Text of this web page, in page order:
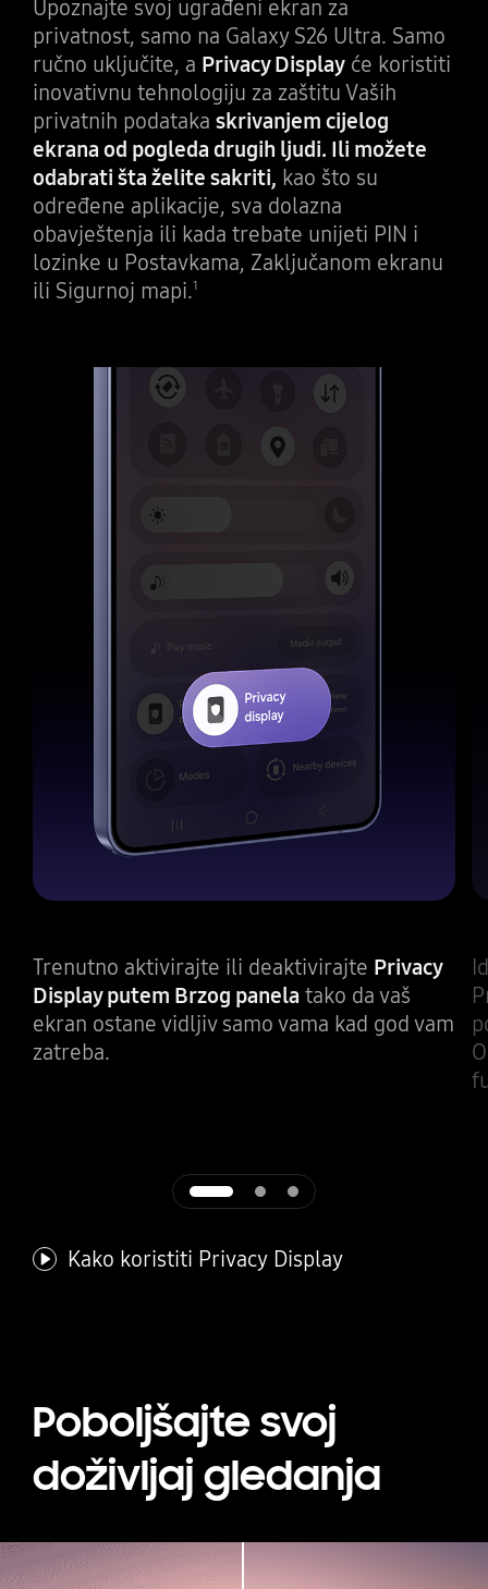
Upoznajte svoj ugrađeni ekran za
privatnost, samo na Galaxy S26 Ultra. Samo
ručno uključite, a Privacy Displayće koristiti
inovativnu tehnologiju za zaštitu Vaših
privatnih podataka skrivanjem cijelog
ekrana od pogleda drugih ljudi. Ili možete
odabrati šta želite sakriti, kao što su
određene aplikacije, sva dolazna
obavještenja ili kada trebate unijeti PIN i
lozinke u Postavkama, Zaključanom ekranu
ili Sigurnoj mapi.1
Trenutno aktivirajte ili deaktivirajte Privacy
Display putem Brzog panela tako da vaš
ekran ostane vidljiv samo vama kad god vam
zatreba.
Kako koristiti Privacy DisplayKako koristiti
Poboljšajte svoj
doživljaj gledanja
Poređenje prije i poslije prikazuje efekte ProScaler